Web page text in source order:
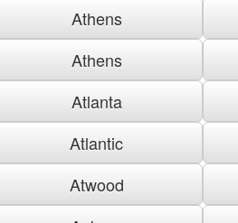
Athens
Athens
Atlanta
Atlantic
Atwood